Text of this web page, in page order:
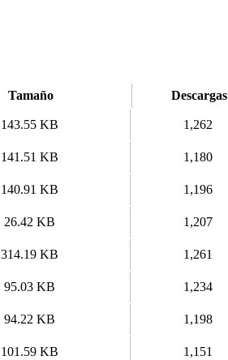
Tamaño Descargas
143.55 KB 1,262
141.51 KB 1,180
140.91 KB 1,196
26.42 KB 1,207
314.19 KB 1,261
95.03 KB 1,234
94.22 KB 1,198
101.59 KB 1,151